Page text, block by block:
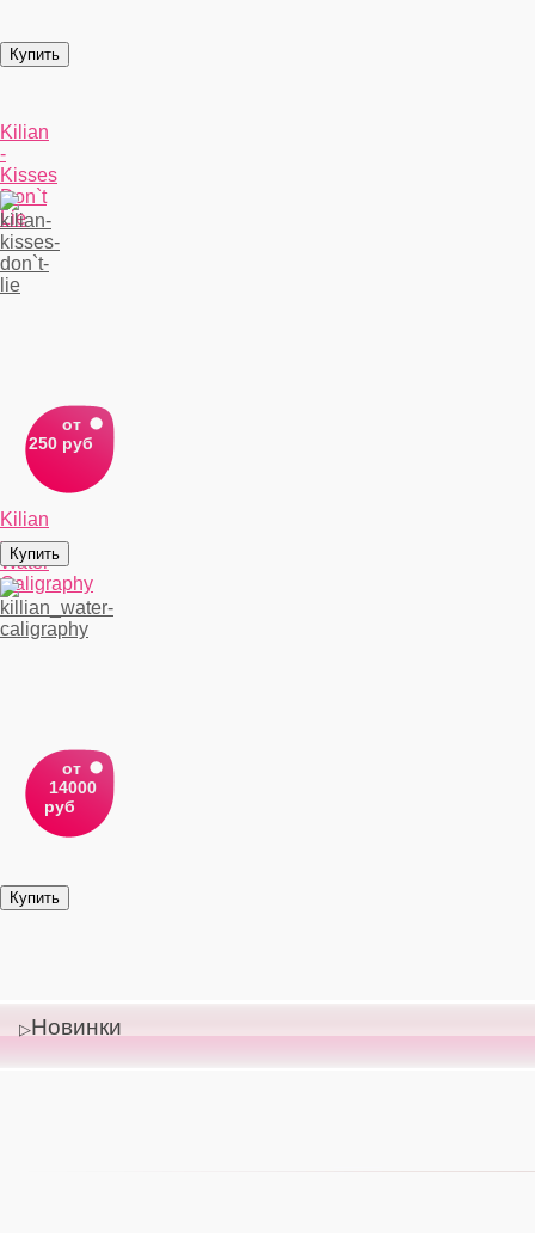
Kiliаn
-
Kisses
Don`t
Lie
от
250 руб
Kiliаn
-
Water
Caligraphy
от
14000
руб
Новинки